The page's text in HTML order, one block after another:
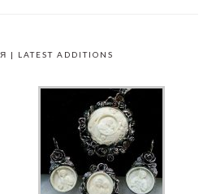
ADDITIONS